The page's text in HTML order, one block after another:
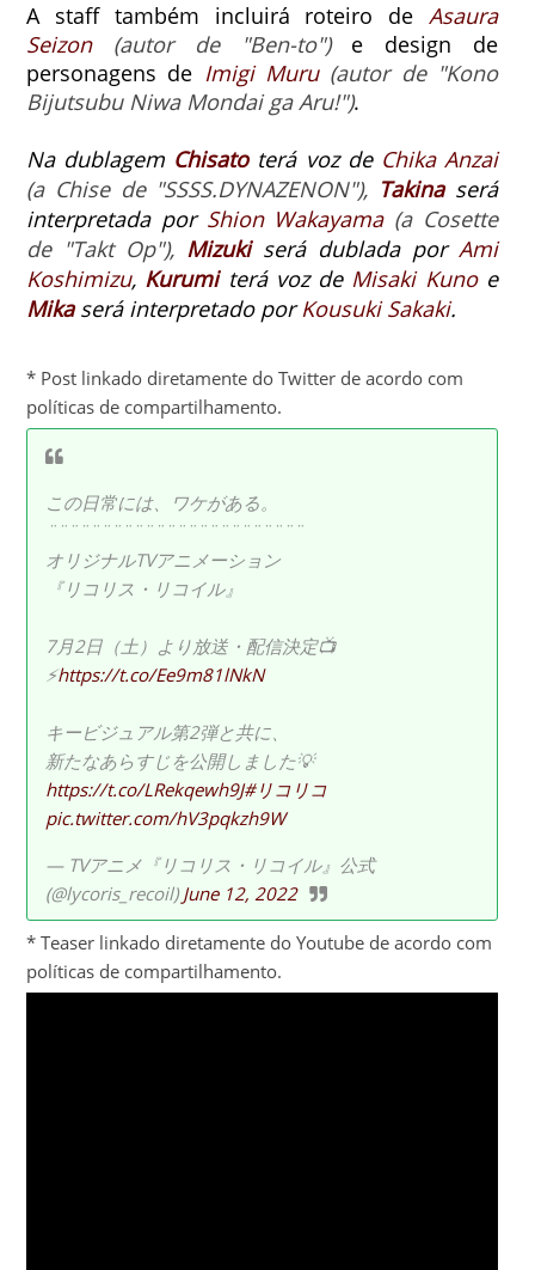
A staff também incluirá roteiro deAsaura
Seizon
(autor de "Ben-to")e design de
personagens de Imigi Muru (autor de "Kono
Bijutsubu Niwa Mondai ga Aru!").
Na dublagem Chisatoterá voz de Chika Anzai
(a Chise de "SSSS.DYNAZENON"), Takinaserá
interpretada por Shion Wakayama (a Cosette
de "Takt Op"), Mizukiserá dublada porAmi
Koshimizu, Kurumiterá voz de Misaki Kunoe
Mikaserá interpretado porKousuki Sakaki.
* Post linkado diretamente do Twitter de acordo com
políticas de compartilhamento.
この日常には、ワケがある。
¨¨¨¨¨¨¨¨¨¨¨¨¨¨¨¨¨¨¨¨¨¨¨¨
オリジナルTVアニメーション
『リコリス・リコイル』
7月2日（土）より放送・配信決定📺
⚡️https://t.co/Ee9m81lNkN
キービジュアル第2弾と共に、
新たなあらすじを公開しました💡
https://t.co/LRekqewh9J#リコリコ
pic.twitter.com/hV3pqkzh9W
— TVアニメ『リコリス・リコイル』公式
(@lycoris_recoil)June 12, 2022
* Teaser linkado diretamente do Youtube de acordo com
políticas de compartilhamento.